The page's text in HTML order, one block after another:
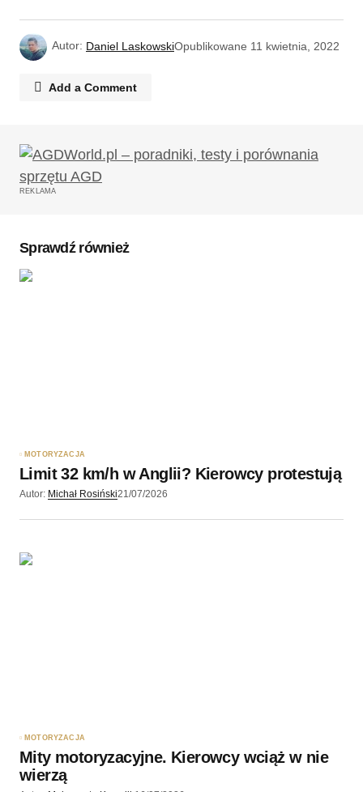
Autor: Daniel LaskowskiOpublikowane 11 kwietnia, 2022
Add a Comment
Twój adres email nie zostanie opublikowany.
Wymagane pola są oznaczone
Wyślij komentarz
REKLAMA
Sprawdź również
MOTORYZACJA
Limit 32 km/h w Anglii? Kierowcy protestują
Autor: Michał Rosiński21/07/2026
MOTORYZACJA
Mity motoryzacyjne. Kierowcy wciąż w nie
wierzą